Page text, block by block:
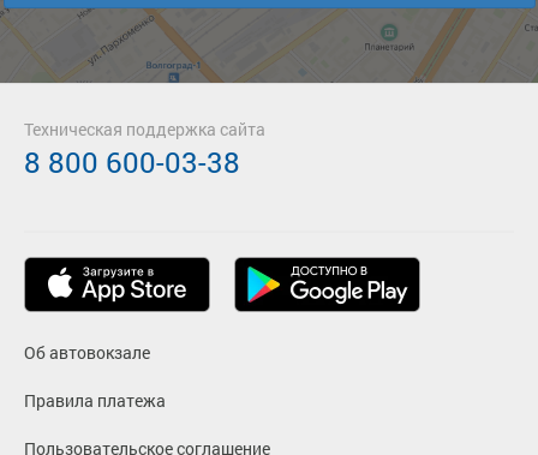
Об автовокзале
Правила платежа
Пользовательское соглашение
Техническая поддержка сайта
8 800 600-03-38